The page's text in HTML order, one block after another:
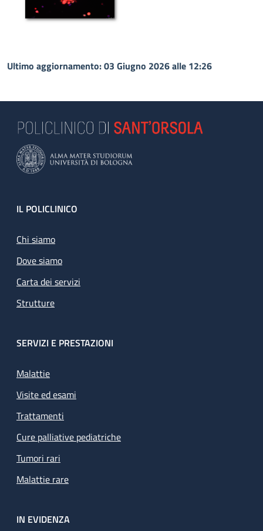
Ultimo aggiornamento: 03 Giugno 2026 alle 12:26
Footer
IL POLICLINICO
Chi siamo
Dove siamo
Carta dei servizi
Strutture
SERVIZI E PRESTAZIONI
Malattie
Visite ed esami
Trattamenti
Cure palliative pediatriche
Tumori rari
Malattie rare
IN EVIDENZA